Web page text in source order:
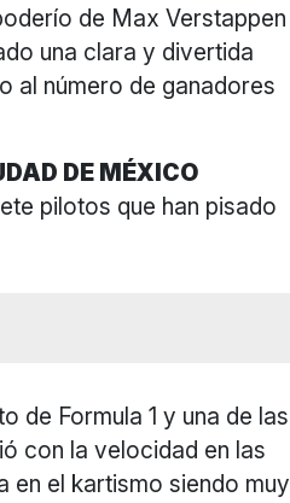
de Max Verstappen
una clara y divertida
al número de ganadores
DE MÉXICO
pilotos que han pisado
de Formula 1 y una de las
con la velocidad en las
en el kartismo siendo muy